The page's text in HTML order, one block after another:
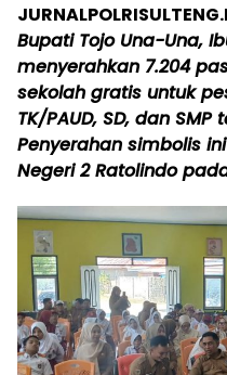
Bupati Tojo Una-Una,
menyerahkan 7.204
sekolah gratis untuk
TK/PAUD, SD, dan
Penyerahan simbolis
Negeri 2 Ratolindo